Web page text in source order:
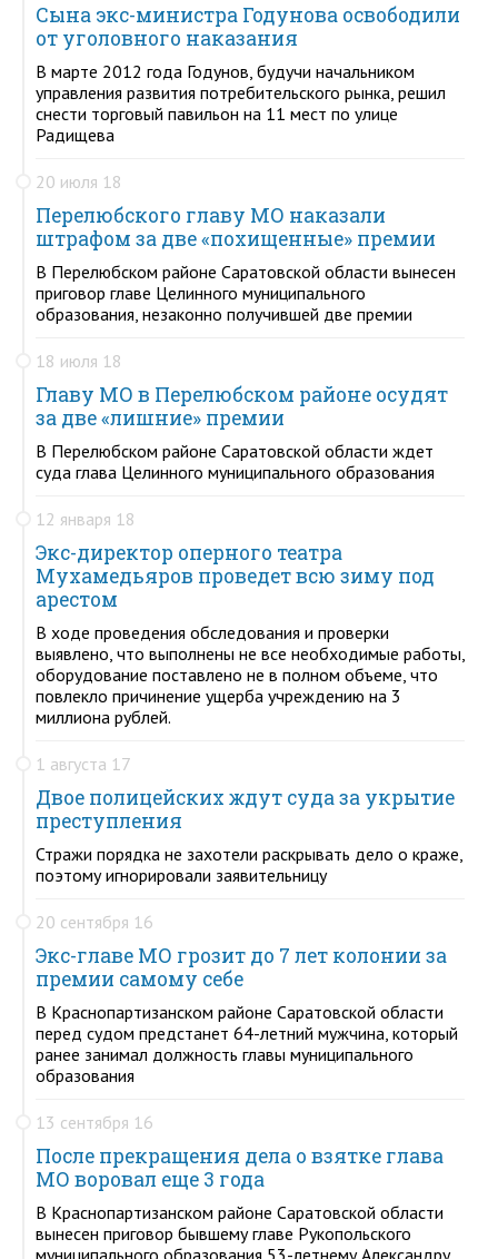
Сына экс-министра Годунова освободили
от уголовного наказания
В марте 2012 года Годунов, будучи начальником
управления развития потребительского рынка, решил
снести торговый павильон на 11 мест по улице
Радищева
20 июля 18
Перелюбского главу МО наказали
штрафом за две «похищенные» премии
В Перелюбском районе Саратовской области вынесен
приговор главе Целинного муниципального
образования, незаконно получившей две премии
18 июля 18
Главу МО в Перелюбском районе осудят
за две «лишние» премии
В Перелюбском районе Саратовской области ждет
суда глава Целинного муниципального образования
12 января 18
Экс-директор оперного театра
Мухамедьяров проведет всю зиму под
арестом
В ходе проведения обследования и проверки
выявлено, что выполнены не все необходимые работы,
оборудование поставлено не в полном объеме, что
повлекло причинение ущерба учреждению на 3
миллиона рублей.
1 августа 17
Двое полицейских ждут суда за укрытие
преступления
Стражи порядка не захотели раскрывать дело о краже,
поэтому игнорировали заявительницу
20 сентября 16
Экс-главе МО грозит до 7 лет колонии за
премии самому себе
В Краснопартизанском районе Саратовской области
перед судом предстанет 64-летний мужчина, который
ранее занимал должность главы муниципального
образования
13 сентября 16
После прекращения дела о взятке глава
МО воровал еще 3 года
В Краснопартизанском районе Саратовской области
вынесен приговор бывшему главе Рукопольского
муниципального образования 53-летнему Александру